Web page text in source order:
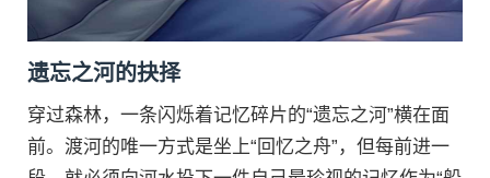
遗忘之河的抉择
穿过森林，一条闪烁着记忆碎片的“遗忘之河”横在面
前。渡河的唯一方式是坐上“回忆之舟”，但每前进一